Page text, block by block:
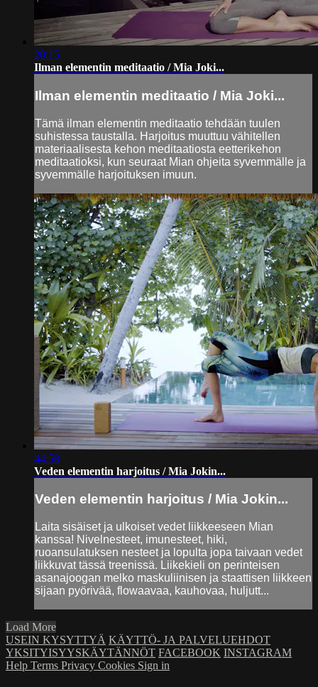
20:15
Ilman elementin meditaatio / Mia Joki...
Ilman elementin meditaatio / Mia Joki...
Tämä ilman elementin meditaatio tehdään tuulen
suhistessa taustalla. Harjoitus muuttuu vähitellen
materiaalisesta kehon meditaatiosta eetterikehon
meditaatioksi, kun seuraat Mian ohjeita syvemmälle ja
syvemmälle harjoituksen imuun.
44:58
Veden elementin harjoitus / Mia Jokin...
Veden elementin harjoitus / Mia Jokin...
Laita sisäiset ja ulkoiset vedet liikkeeseen Mian
kanssa! Nivelnesteet, imunesteet, hiki,
ruoansulatuksen nesteet ja lopulta jopa taivaan vedet
liikkuvat tässä treenissä. Liikekieli on perinteisen
asanajoogan melko maskuliinisen ja staattisen liikkeen
sijaan pyörivää, flowaavaa, kauhovaa, huljutt...
Load More
USEIN KYSYTTYÄ KÄYTTÖ- JA PALVELUEHDOT
YKSITYISYYSKÄYTÄNNÖT FACEBOOK INSTAGRAM
Help Terms Privacy Cookies Sign in